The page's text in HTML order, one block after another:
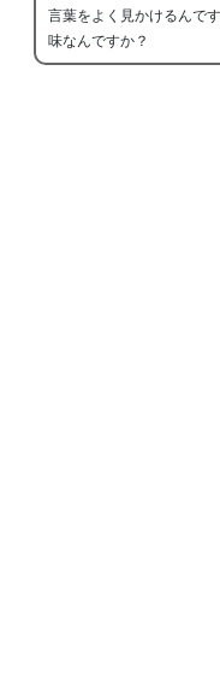
言葉をよく見かけるんで
味なんですか？